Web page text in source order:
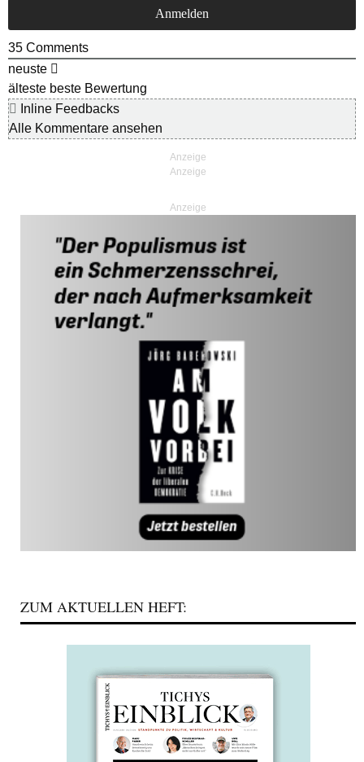
35 Comments
neuste
älteste beste Bewertung
Inline Feedbacks
Alle Kommentare ansehen
Anzeige
ZUM AKTUELLEN HEFT: